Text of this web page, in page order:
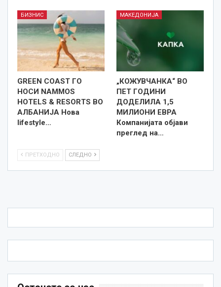
БИЗНИС
GREEN COAST ГО
НОСИ NAMMOS
HOTELS & RESORTS ВО
АЛБАНИЈА Нова
lifestyle…
МАКЕДОНИЈА
„КОЖУВЧАНКА“ ВО
ПЕТ ГОДИНИ
ДОДЕЛИЛА 1,5
МИЛИОНИ ЕВРА
Компанијата објави
преглед на…
ПРЕТХОДНО СЛЕДНО